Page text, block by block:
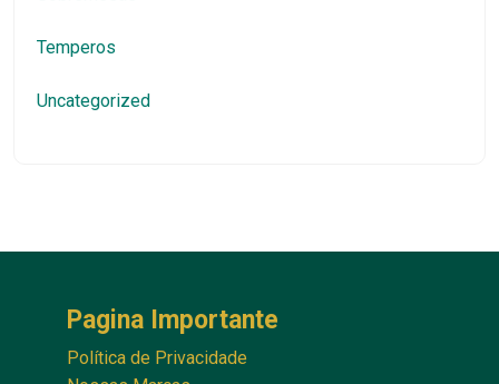
Temperos
Uncategorized
Pagina Importante
Política de Privacidade